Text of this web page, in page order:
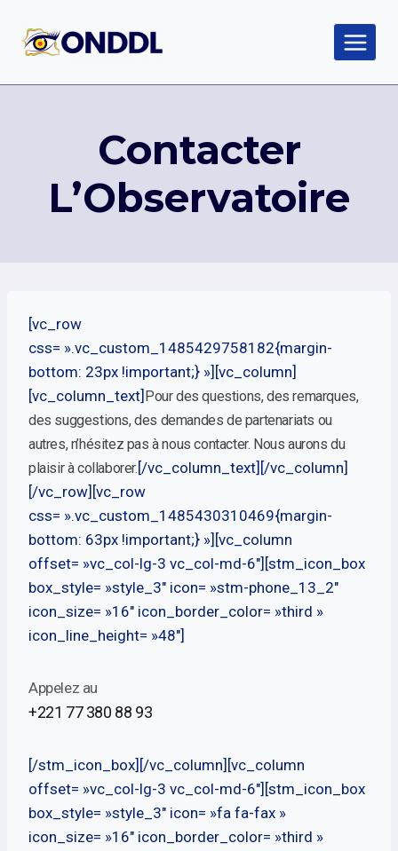
contenu
Contacter
L’Observatoire
[vc_row
css= ».vc_custom_1485429758182{margin-
bottom: 23px !important;} »][vc_column]
[vc_column_text] Pour des questions, des remarques,
des suggestions, des demandes de partenariats ou
autres, n’hésitez pas à nous contacter. Nous aurons du
plaisir à collaborer.[/vc_column_text][/vc_column]
[/vc_row][vc_row
css= ».vc_custom_1485430310469{margin-
bottom: 63px !important;} »][vc_column
offset= »vc_col-lg-3 vc_col-md-6″][stm_icon_box
box_style= »style_3″ icon= »stm-phone_13_2″
icon_size= »16″ icon_border_color= »third »
icon_line_height= »48″]
Appelez au
+221 77 380 88 93
[/stm_icon_box][/vc_column][vc_column
offset= »vc_col-lg-3 vc_col-md-6″][stm_icon_box
box_style= »style_3″ icon= »fa fa-fax »
icon_size= »16″ icon_border_color= »third »